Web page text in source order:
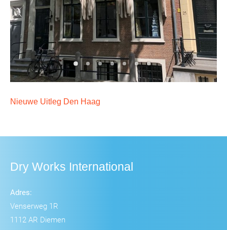
Nieuwe Uitleg Den Haag
Dry Works International
Adres:
Venserweg 1R
1112 AR Diemen